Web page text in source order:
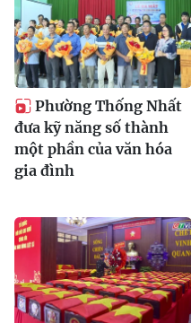
Phường Thống Nhất
đưa kỹ năng số thành
một phần của văn hóa
gia đình